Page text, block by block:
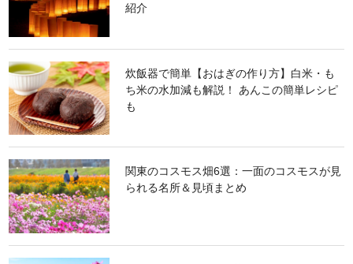
紹介
炊飯器で簡単【おはぎの作り方】白米・も
ち米の水加減も解説！ あんこの簡単レシピ
も
関東のコスモス畑6選：一面のコスモスが見
られる名所＆見頃まとめ